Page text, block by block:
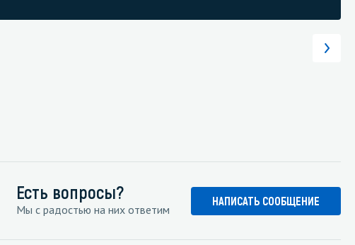
Есть вопросы?
Мы с радостью на них ответим
НАПИСАТЬ СООБЩЕНИЕ